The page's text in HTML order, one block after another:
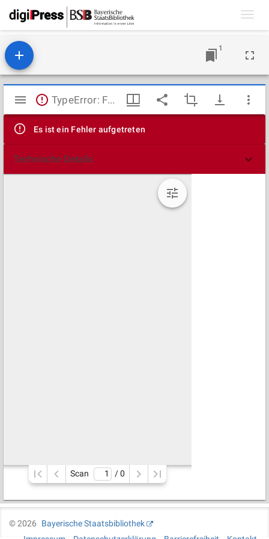
1
Mirador
Viewer
TypeError: Failed to fetch
Es ist ein Fehler aufgetreten
Technische Details
Scan / 0
©2026
Bayerische Staatsbibliothek